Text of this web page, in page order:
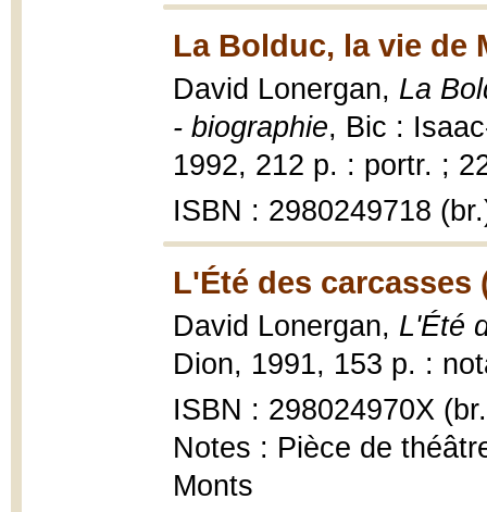
La Bolduc, la vie de
David Lonergan, La
- biographie, Bic :
1992, 212 p. : portr. ;
ISBN : 2980249718
L'Été des carcasses
David Lonergan, L'Été
Dion, 1991, 153 p. :
ISBN : 298024970X
Notes : Pièce de
Monts